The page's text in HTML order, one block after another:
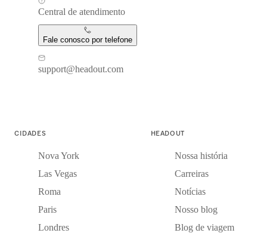
Central de atendimento
Fale conosco por telefone
support@headout.com
CIDADES
Nova York
Las Vegas
Roma
Paris
Londres
HEADOUT
Nossa história
Carreiras
Notícias
Nosso blog
Blog de viagem